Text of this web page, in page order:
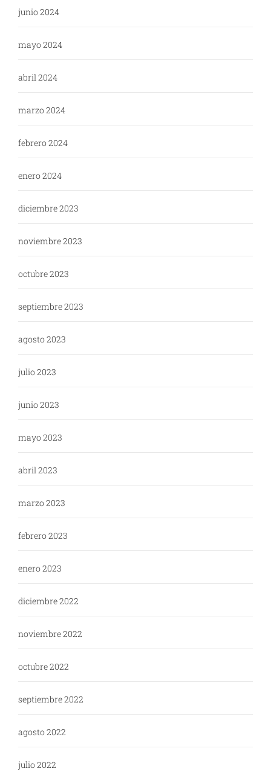
junio 2024
mayo 2024
abril 2024
marzo 2024
febrero 2024
enero 2024
diciembre 2023
noviembre 2023
octubre 2023
septiembre 2023
agosto 2023
julio 2023
junio 2023
mayo 2023
abril 2023
marzo 2023
febrero 2023
enero 2023
diciembre 2022
noviembre 2022
octubre 2022
septiembre 2022
agosto 2022
julio 2022